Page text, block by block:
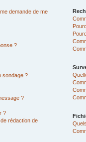
demande de me
?
sondage ?
?
?
rédaction de